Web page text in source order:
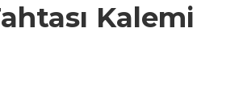
Kalemi